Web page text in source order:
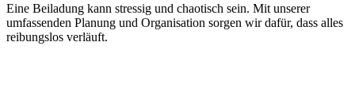
Eine Beiladung kann stressig und chaotisch sein. Mit unserer
umfassenden Planung und Organisation sorgen wir dafür, dass alles
reibungslos verläuft.